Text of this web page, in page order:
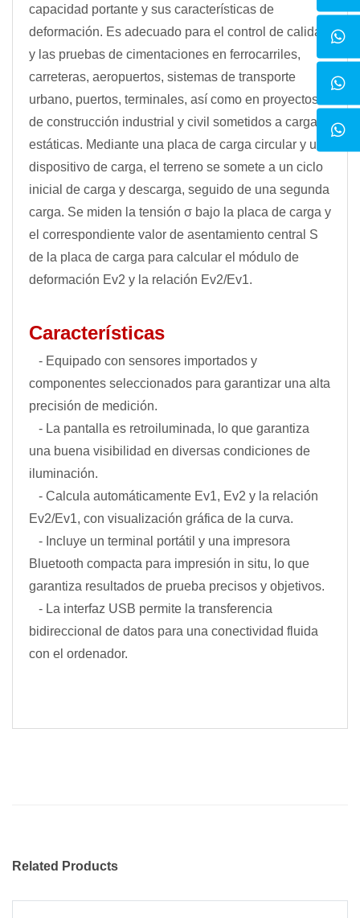
capacidad portante y sus características de
deformación. Es adecuado para el control de calidad
y las pruebas de cimentaciones en ferrocarriles,
carreteras, aeropuertos, sistemas de transporte
urbano, puertos, terminales, así como en proyectos
de construcción industrial y civil sometidos a cargas
estáticas. Mediante una placa de carga circular y un
dispositivo de carga, el terreno se somete a un ciclo
inicial de carga y descarga, seguido de una segunda
carga. Se miden la tensión σ bajo la placa de carga y
el correspondiente valor de asentamiento central S
de la placa de carga para calcular el módulo de
deformación Ev2 y la relación Ev2/Ev1.
Características
- Equipado con sensores importados y
componentes seleccionados para garantizar una alta
precisión de medición.
- La pantalla es retroiluminada, lo que garantiza
una buena visibilidad en diversas condiciones de
iluminación.
- Calcula automáticamente Ev1, Ev2 y la relación
Ev2/Ev1, con visualización gráfica de la curva.
- Incluye un terminal portátil y una impresora
Bluetooth compacta para impresión in situ, lo que
garantiza resultados de prueba precisos y objetivos.
- La interfaz USB permite la transferencia
bidireccional de datos para una conectividad fluida
con el ordenador.
Related Products